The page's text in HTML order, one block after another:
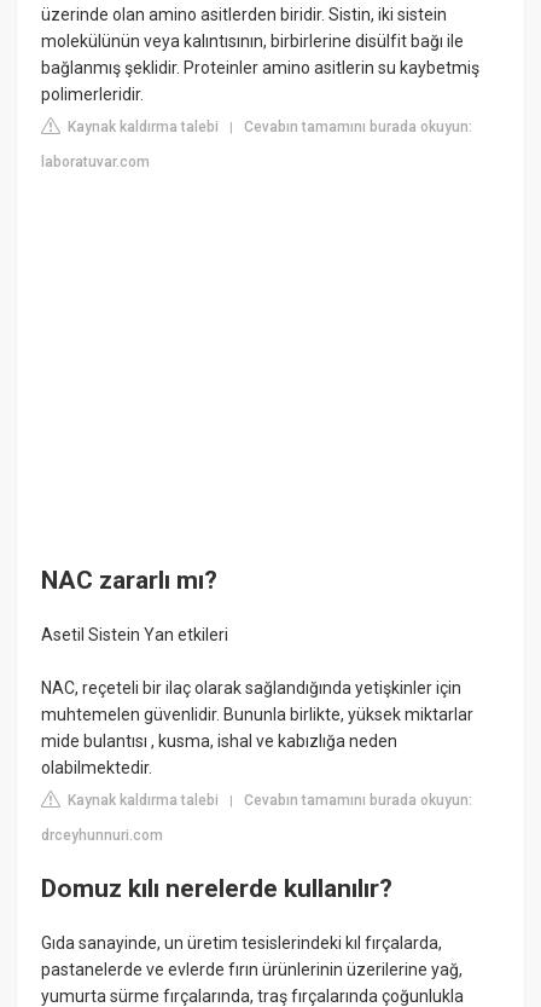
üzerinde olan amino asitlerden biridir. Sistin, iki sistein
molekülünün veya kalıntısının, birbirlerine disülfit bağı ile
bağlanmış şeklidir. Proteinler amino asitlerin su kaybetmiş
polimerleridir.
Kaynak kaldırma talebi |Cevabın tamamını burada okuyun:
laboratuvar.com
NAC zararlı mı?
Asetil Sistein Yan etkileri
NAC, reçeteli bir ilaç olarak sağlandığında yetişkinler için
muhtemelen güvenlidir. Bununla birlikte, yüksek miktarlar
mide bulantısı , kusma, ishal ve kabızlığa neden
olabilmektedir.
Kaynak kaldırma talebi |Cevabın tamamını burada okuyun:
drceyhunnuri.com
Domuz kılı nerelerde kullanılır?
Gıda sanayinde, un üretim tesislerindeki kıl fırçalarda,
pastanelerde ve evlerde fırın ürünlerinin üzerilerine yağ,
yumurta sürme fırçalarında, traş fırçalarında çoğunlukla